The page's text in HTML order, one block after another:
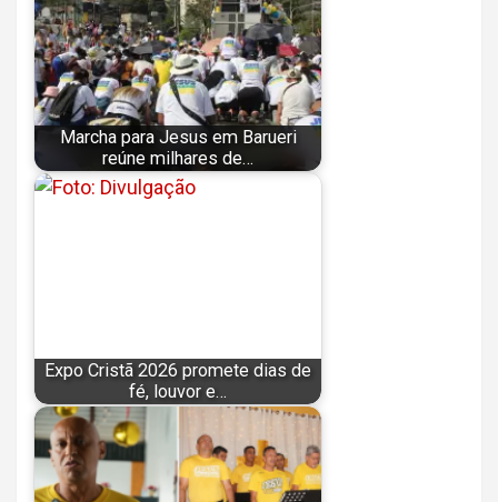
Marcha para Jesus em Barueri
reúne milhares de…
Expo Cristã 2026 promete dias de
fé, louvor e…